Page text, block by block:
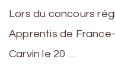
Lors du concours
Apprentis de
Carvin le 20 …